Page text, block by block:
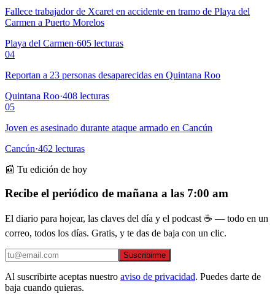
Fallece trabajador de Xcaret en accidente en tramo de Playa del
Carmen a Puerto Morelos
Playa del Carmen·605 lecturas
04
Reportan a 23 personas desaparecidas en Quintana Roo
Quintana Roo·408 lecturas
05
Joven es asesinado durante ataque armado en Cancún
Cancún·462 lecturas
📰 Tu edición de hoy
Recibe el periódico de mañana a las 7:00 am
El diario para hojear, las claves del día y el podcast ☕ — todo en un
correo, todos los días. Gratis, y te das de baja con un clic.
Suscribirme
Al suscribirte aceptas nuestro aviso de privacidad. Puedes darte de
baja cuando quieras.